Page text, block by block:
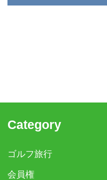
Category
ゴルフ旅行
会員権